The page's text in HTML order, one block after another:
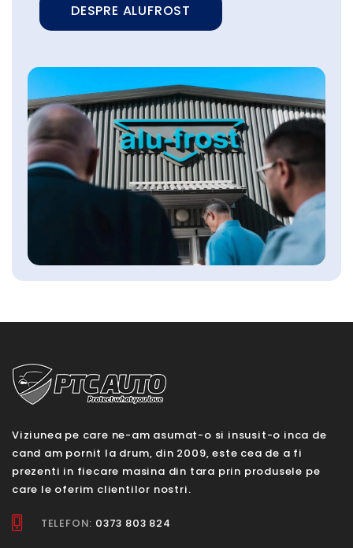
DESPRE ALUFROST
Viziunea pe care ne-am asumat-o si insusit-o inca de
cand am pornit la drum, din 2009, este cea de a fi
prezenti in fiecare masina din tara prin produsele pe
care le oferim clientilor nostri.
TELEFON: 0373 803 824